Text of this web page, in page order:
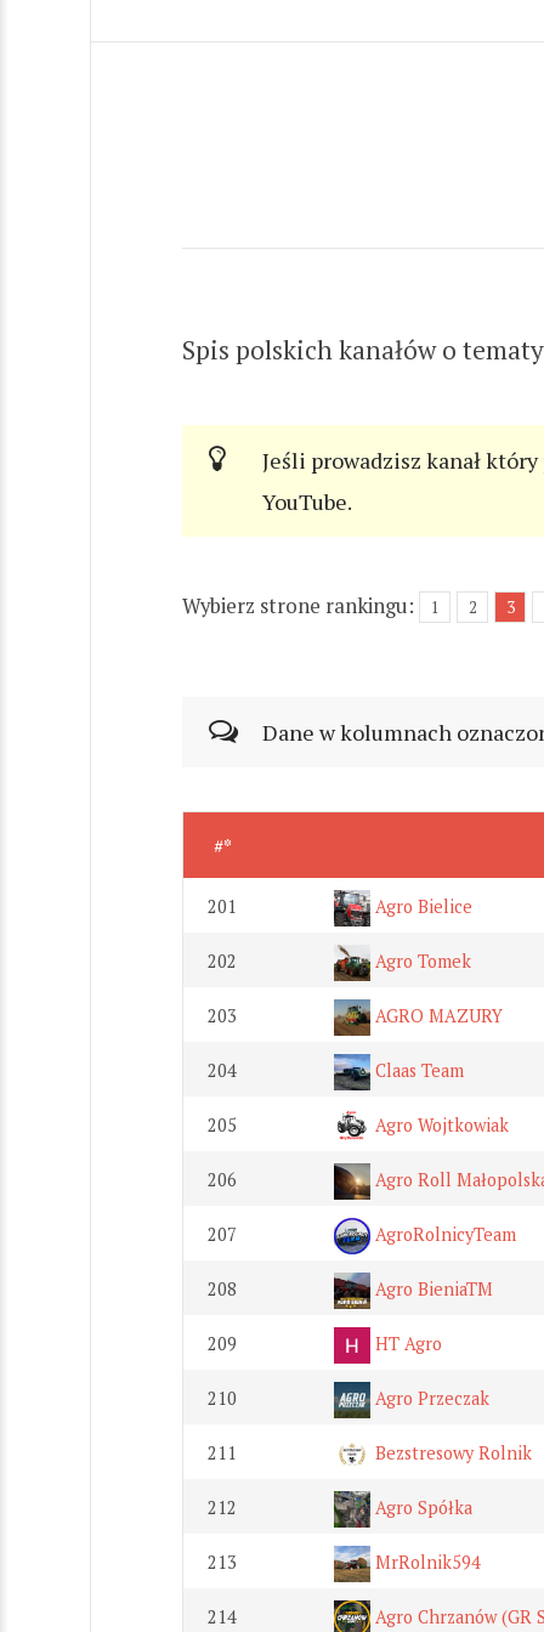
Spis polskich kanałów o
Jeśli prowadzisz kanał
YouTube.
Wybierz strone rankingu: 1 2 3
Dane w kolumnach
#*
201 Agro Bielice
202 Agro Tomek
203 AGRO MAZURY
204 Claas Team
205 Agro Wojtkowiak
206 Agro Roll
207 AgroRolnicyTeam
208 Agro BieniaTM
209 HT Agro
210 Agro Przeczak
211 Bezstresowy Rolnik
212 Agro Spółka
213 MrRolnik594
214 Agro Chrzanów (GR